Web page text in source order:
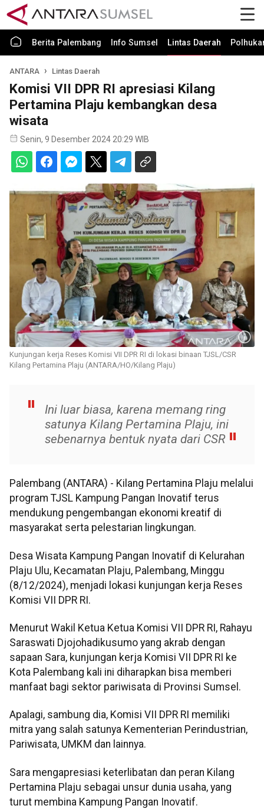
Berita Palembang Info Sumsel Lintas Daerah
ANTARA Lintas Daerah
Komisi VII DPR RI apresiasi Kilang
Pertamina Plaju kembangkan desa
wisata
Senin, 9 Desember 2024 20:29 WIB
Kunjungan kerja Reses Komisi VII DPR RI di lokasi binaan TJSL/CSR
Kilang Pertamina Plaju (ANTARA/HO/Kilang Plaju)
Ini luar biasa, karena memang ring
satunya Kilang Pertamina Plaju, ini
sebenarnya bentuk nyata dari CSR
Palembang (ANTARA) - Kilang Pertamina Plaju melalui
program TJSL Kampung Pangan Inovatif terus
mendukung pengembangan ekonomi kreatif di
masyarakat serta pelestarian lingkungan.
Desa Wisata Kampung Pangan Inovatif di Kelurahan
Plaju Ulu, Kecamatan Plaju, Palembang, Minggu
(8/12/2024), menjadi lokasi kunjungan kerja Reses
Komisi VII DPR RI.
Menurut Wakil Ketua Ketua Komisi VII DPR RI, Rahayu
Saraswati Djojohadikusumo yang akrab dengan
sapaan Sara, kunjungan kerja Komisi VII DPR RI ke
Kota Palembang kali ini diharapkan bisa memberi
manfaat bagi sektor pariwisata di Provinsi Sumsel.
Apalagi, sambung dia, Komisi VII DPR RI memiliki
mitra yang salah satunya Kementerian Perindustrian,
Pariwisata, UMKM dan lainnya.
Sara mengapresiasi keterlibatan dan peran Kilang
Pertamina Plaju sebagai unsur dunia usaha, yang
turut membina Kampung Pangan Inovatif.